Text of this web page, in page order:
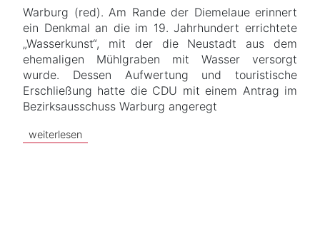
Warburg (red). Am Rande der Diemelaue erinnert
ein Denkmal an die im 19. Jahrhundert errichtete
„Wasserkunst“, mit der die Neustadt aus dem
ehemaligen Mühlgraben mit Wasser versorgt
wurde. Dessen Aufwertung und touristische
Erschließung hatte die CDU mit einem Antrag im
Bezirksausschuss Warburg angeregt
weiterlesen